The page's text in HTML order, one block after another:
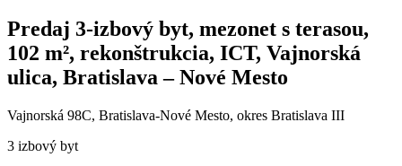
Predaj 3-izbový byt, mezonet s terasou,
102 m², rekonštrukcia, ICT, Vajnorská
ulica, Bratislava – Nové Mesto
Vajnorská 98C, Bratislava-Nové Mesto, okres Bratislava III
3 izbový byt